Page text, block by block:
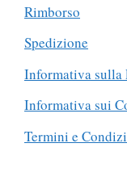
Rimborso
Spedizione
Informativa sulla
Informativa sui
Termini e